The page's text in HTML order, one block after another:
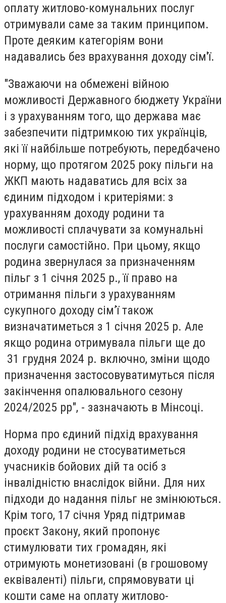
оплату житлово-комунальних послуг
отримували саме за таким принципом.
Проте деяким категоріям вони
надавались без врахування доходу сім'ї.
"Зважаючи на обмежені війною
можливості Державного бюджету України
і з урахуванням того, що держава має
забезпечити підтримкою тих українців,
які її найбільше потребують, передбачено
норму, що протягом 2025 року пільги на
ЖКП мають надаватись для всіх за
єдиним підходом і критеріями: з
урахуванням доходу родини та
можливості сплачувати за комунальні
послуги самостійно. При цьому, якщо
родина звернулася за призначенням
пільг з 1 січня 2025 р., її право на
отримання пільги з урахуванням
сукупного доходу сім’ї також
визначатиметься з 1 січня 2025 р. Але
якщо родина отримувала пільги ще до
31 грудня 2024 р. включно, зміни щодо
призначення застосовуватимуться після
закінчення опалювального сезону
2024/2025 рр", - зазначають в Мінсоці.
Норма про єдиний підхід врахування
доходу родини не стосуватиметься
учасників бойових дій та осіб з
інвалідністю внаслідок війни. Для них
підходи до надання пільг не змінюються.
Крім того, 17 січня Уряд підтримав
проєкт Закону, який пропонує
стимулювати тих громадян, які
отримують монетизовані (в грошовому
еквіваленті) пільги, спрямовувати ці
кошти саме на оплату житлово-